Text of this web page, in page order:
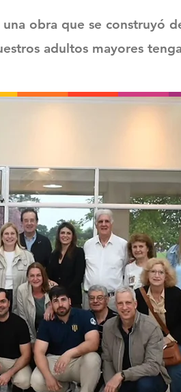
obra que se construyó
adultos mayores